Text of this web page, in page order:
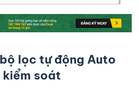
lọc tự động Auto
soát